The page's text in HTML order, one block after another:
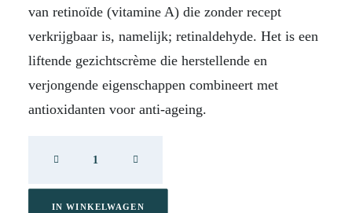
van retinoïde (vitamine A) die zonder recept
verkrijgbaar is, namelijk; retinaldehyde. Het is een
liftende gezichtscrème die herstellende en
verjongende eigenschappen combineert met
antioxidanten voor anti-ageing.
Retinal
IN WINKELWAGEN